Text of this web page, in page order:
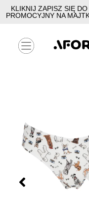
KLIKNIJ ZAPISZ SIĘ
PROMOCYJNY NA